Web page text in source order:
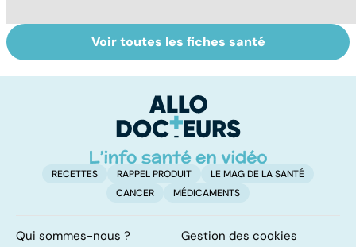
La tuberculose
pulmonaire
Staphylocoque
doré : une
surveillance
Voir toutes les fiches santé
RECETTES RAPPEL PRODUIT
LE MAG DE LA SANTÉ
CANCER
MÉDICAMENTS
Qui sommes-nous ?
Gestion des cookies